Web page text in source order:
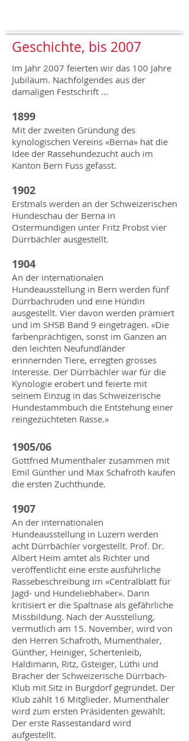
Geschichte, bis 2007
Im Jahr 2007 feierten wir das 100 Jahre
Jubiläum. Nachfolgendes aus der
damaligen Festschrift …
1899
Mit der zweiten Gründung des
kynologischen Vereins «Berna» hat die
Idee der Rassehundezucht auch im
Kanton Bern Fuss gefasst.
1902
Erstmals werden an der Schweizerischen
Hundeschau der Berna in
Ostermundigen unter Fritz Probst vier
Dürrbächler ausgestellt.
1904
An der internationalen
Hundeausstellung in Bern werden fünf
Dürrbachrüden und eine Hündin
ausgestellt. Vier davon werden prämiert
und im SHSB Band 9 eingetragen. «Die
farbenprächtigen, sonst im Ganzen an
den leichten Neufundländer
erinnernden Tiere, erregten grosses
Interesse. Der Dürrbächler war für die
Kynologie erobert und feierte mit
seinem Einzug in das Schweizerische
Hundestammbuch die Entstehung einer
reingezüchteten Rasse.»
1905/06
Gottfried Mumenthaler zusammen mit
Emil Günther und Max Schafroth kaufen
die ersten Zuchthunde.
1907
An der internationalen
Hundeausstellung in Luzern werden
acht Dürrbächler vorgestellt. Prof. Dr.
Albert Heim amtet als Richter und
veröffentlicht eine erste ausführliche
Rassebeschreibung im «Centralblatt für
Jagd- und Hundeliebhaber». Darin
kritisiert er die Spaltnase als gefährliche
Missbildung. Nach der Ausstellung,
vermutlich am 15. November, wird von
den Herren Schafroth, Mumenthaler,
Günther, Heiniger, Schertenleib,
Haldimann, Ritz, Gsteiger, Lüthi und
Bracher der Schweizerische Dürrbach-
Klub mit Sitz in Burgdorf gegründet. Der
Klub zählt 16 Mitglieder. Mumenthaler
wird zum ersten Präsidenten gewählt.
Der erste Rassestandard wird
aufgestellt.